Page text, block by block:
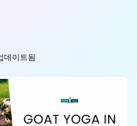
데이트됨